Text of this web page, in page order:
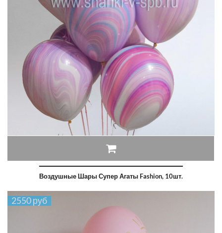
Воздушные Шары Супер Агаты Fashion, 10шт.
2550 руб